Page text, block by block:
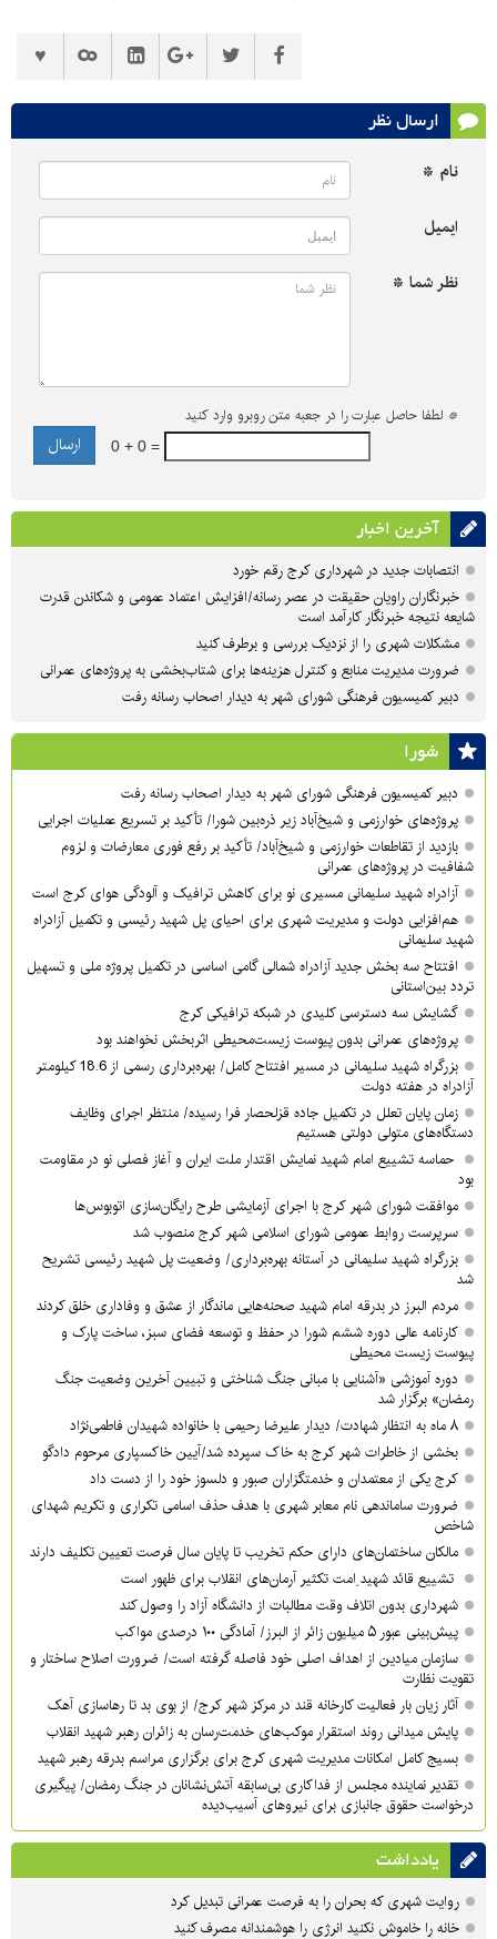
ارسال نظر
نام *
ایمیل
نظر شما *
* لطفا حاصل عبارت را در جعبه متن روبرو وارد کنید
0 + 0 =
آخرین اخبار
انتصابات جدید در شهرداری کرج رقم خورد
خبرنگاران راویان حقیقت در عصر رسانه/افزایش اعتماد عمومی و شکاندن قدرت
شایعه نتیجه خبرنگار کارآمد است
مشکلات شهری را از نزدیک بررسی و برطرف کنید
ضرورت مدیریت منابع و کنترل هزینه‌ها برای شتاب‌بخشی به پروژه‌های عمرانی
دبیر کمیسیون فرهنگی شورای شهر به دیدار اصحاب رسانه رفت
شورا
دبیر کمیسیون فرهنگی شورای شهر به دیدار اصحاب رسانه رفت
پروژه‌های خوارزمی و شیخ‌آباد زیر ذره‌بین شورا/ تأکید بر تسریع عملیات اجرایی
بازدید از تقاطعات خوارزمی و شیخ‌آباد/ تأکید بر رفع فوری معارضات و لزوم
شفافیت در پروژه‌های عمرانی
آزادراه شهید سلیمانی مسیری نو برای کاهش ترافیک و آلودگی هوای کرج است
هم‌افزایی دولت و مدیریت شهری برای احیای پل شهید رئیسی و تکمیل آزادراه
شهید سلیمانی
افتتاح سه بخش جدید آزادراه شمالی گامی اساسی در تکمیل پروژه ملی و تسهیل
تردد بین‌استانی
گشایش سه دسترسی کلیدی در شبکه ترافیکی کرج
پروژه‌های عمرانی بدون پیوست زیست‌محیطی اثربخش نخواهند بود
بزرگراه شهید سلیمانی در مسیر افتتاح کامل/ بهره‌برداری رسمی از 18.6 کیلومتر
آزادراه در هفته دولت
زمان پایان تعلل در تکمیل جاده قزلحصار فرا رسیده/ منتظر اجرای وظایف
دستگاه‌های متولی دولتی هستیم
حماسه تشییع امام شهید نمایش اقتدار ملت ایران و آغاز فصلی نو در مقاومت
بود
موافقت شورای شهر کرج با اجرای آزمایشی طرح رایگان‌سازی اتوبوس‌ها
سرپرست روابط عمومی شورای اسلامی شهر کرج منصوب شد
بزرگراه شهید سلیمانی در آستانه بهره‌برداری/ وضعیت پل شهید رئیسی تشریح
شد
مردم البرز در بدرقه امام شهید صحنه‌هایی ماندگار از عشق و وفاداری خلق کردند
کارنامه عالی دوره ششم شورا در حفظ و توسعه فضای سبز، ساخت پارک و
پیوست زیست محیطی
دوره آموزشی «آشنایی با مبانی جنگ شناختی و تبیین آخرین وضعیت جنگ
رمضان» برگزار شد
۸ ماه به انتظار شهادت/ دیدار علیرضا رحیمی با خانواده شهیدان فاطمی‌نژاد
بخشی از خاطرات شهر کرج به خاک سپرده شد/آیین خاکسپاری مرحوم دادگو
کرج یکی از معتمدان و خدمتگزاران صبور و دلسوز خود را از دست داد
ضرورت ساماندهی نام‌ معابر شهری با هدف حذف اسامی تکراری و تکریم شهدای
شاخص
مالکان ساختمان‌های دارای حکم تخریب تا پایان سال فرصت تعیین تکلیف دارند
تشییع قائد شهید ِامت تکثیر آرمان‌های انقلاب برای ظهور است
شهرداری بدون اتلاف وقت مطالبات از دانشگاه آزاد را وصول کند
پیش‌بینی عبور ۵ میلیون زائر از البرز/ آمادگی ۱۰۰ درصدی مواکب
سازمان میادین از اهداف اصلی خود فاصله گرفته است/ ضرورت اصلاح ساختار و
تقویت نظارت
آثار زیان بار فعالیت کارخانه قند در مرکز شهر کرج/ از بوی بد تا رهاسازی آهک
پایش میدانی روند استقرار موکب‌های خدمت‌رسان به زائران رهبر شهید انقلاب
بسیج کامل امکانات مدیریت شهری کرج برای برگزاری مراسم بدرقه رهبر شهید
تقدیر نماینده مجلس از فداکاری بی‌سابقه آتش‌نشانان در جنگ رمضان/ پیگیری
درخواست حقوق جانبازی برای نیروهای آسیب‌دیده
یادداشت
روایت شهری که بحران را به فرصت عمرانی تبدیل کرد
خانه را خاموش نکنید انرژی را هوشمندانه مصرف کنید